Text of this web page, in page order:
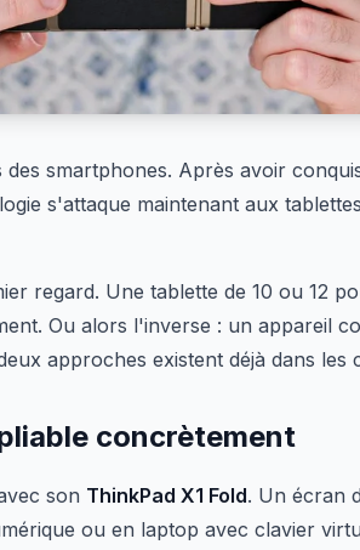
smartphones. Après avoir
s'attaque maintenant aux
regard. Une tablette de 10 ou 12
Ou alors l'inverse : un appareil
approches existent déjà dans les
concrètement
son ThinkPad X1 Fold. Un écran
ou en laptop avec clavier